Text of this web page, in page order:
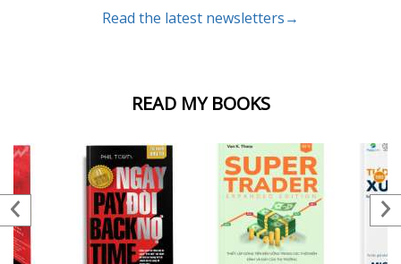
READ MY BOOKS
Read the latest newsletters→